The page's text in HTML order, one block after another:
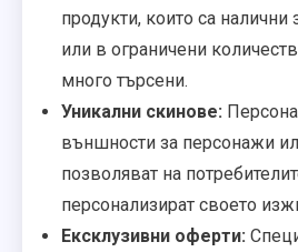
продукти, които са налични
или в ограничени
много търсени.
Уникални скинове:
външности за персонажи
позволяват на
персонализират своето
Ексклузивни оферти: